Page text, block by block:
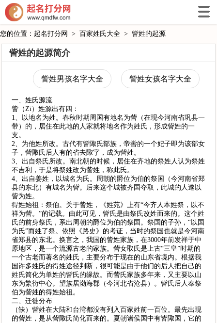
您的位置： 起名打分网 > 百家姓氏大全 > 訾姓的起源
訾姓的起源简介
訾姓男孩名字大全 訾姓女孩名字大全
一、姓氏源流
訾（Zī）姓源出有四：
1、以地名为姓。春秋时期周国有地名为訾（在现今河南省巩县一
带）的，居住在此地的人家就将地名作为姓氏，形成訾姓的一
支。
2、为他姓所改。古代有訾陬氏部族，帝喾的一个妃子即为该部女
子，訾陬氏后人有的省去陬字，成为訾姓。
3、出自祭氏所改。南北朝的时候，居住在齐地的祭姓人认为祭姓
不吉利，于是将祭姓改为訾姓，称此氏。
4、出自姜姓，以城名为氏。周朝的爵位为伯的祭国（今河南省郑
县的东北）有城名为訾。后来这个城被齐国夺取，此城的人遂以
訾为姓。
得姓始祖：祭伯。关于訾姓，《姓苑》上有“今齐人本姓祭，以不
祥为訾。”的记载。由此可见，訾氏是由祭氏改姓而来的。这个姓
氏的前身祭氏，系出周朝的爵位为伯的祭国。祭国的子孙，“以国
为氏”而姓了祭。依照《路史》的考证，当时的祭国也就是今河南
省郑县的东北。换言之，我国的訾姓家族，在3000年前发祥于中
原地区，是一个流源古老的家族。訾女取氏是上古“三皇”时期的
一个古老而著名的姓氏，主要分布于现在的山东省境内。根据我
国许多姓氏的得姓途径判断，很可能是由于他们的后人把自己的
姓氏简化为单姓的訾氏的缘故。而訾氏家族多年来，又主要以山
东为繁衍中心。望族居渤海郡（今河北省沧县）。訾氏后人奉祭
伯为訾姓的得姓始祖。
二、迁徙分布
（缺）訾姓在大陆和台湾都没有列入百家姓前一百位。最先出现
的訾姓，是从訾陬氏简化而来的。夏朝诸侯国中有皆陬国，它的